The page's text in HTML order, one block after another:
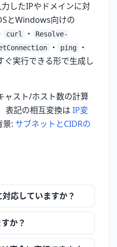
したIPやドメインに対
とWindows向けの
curl ・
Resolve-
・ ping
・
ぐ実行できる形で生成し
ャスト/ホスト数の計算
表記の相互変換は IP変
景: サブネットとCIDRの
応していますか？
か？